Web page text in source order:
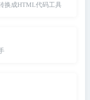
换成HTML代码工具